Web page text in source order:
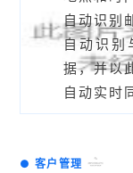
自动识别
自动识别
据，并以
自动实时
● 客户管理